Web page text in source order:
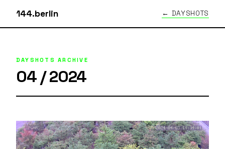
144.berlin ← DAYSHOTS
DAYSHOTS ARCHIVE
04 / 2024